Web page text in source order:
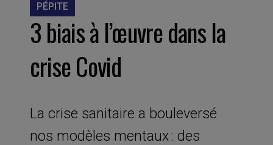
PÉPITE
3 biais à l’œuvre dans la
crise Covid
La crise sanitaire a bouleversé
nos modèles mentaux : des